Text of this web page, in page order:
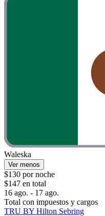
Waleska
Ver menos
$130 por noche
$147 en total
16 ago. - 17 ago.
Total con impuestos y cargos
TRU BY Hilton Sebring